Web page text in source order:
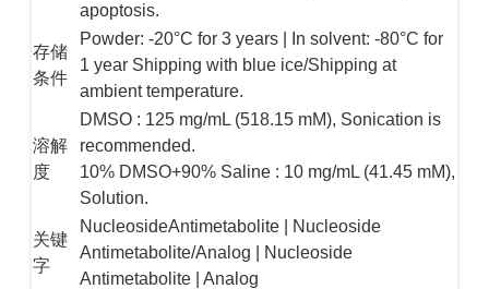
apoptosis.
存储
条件
Powder: -20°C for 3 years | In solvent: -80°C for
1 year Shipping with blue ice/Shipping at
ambient temperature.
溶解
度
DMSO : 125 mg/mL (518.15 mM), Sonication is
recommended.
10% DMSO+90% Saline : 10 mg/mL (41.45 mM),
Solution.
关键
字
NucleosideAntimetabolite | Nucleoside
Antimetabolite/Analog | Nucleoside
Antimetabolite | Analog